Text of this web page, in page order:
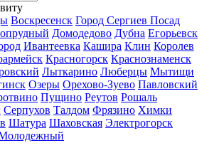
Воскресенск Город Сергиев Посад
Домодедово Дубна Егорьевск
Ивантеевка Кашира Клин Королев
Красногорск Краснознаменск
Лыткарино Люберцы Мытищи
Озеры Орехово-Зуево Павловский
Пущино Реутов Рошаль
Серпухов Талдом Фрязино Химки
Шатура Шаховская Электрогорск